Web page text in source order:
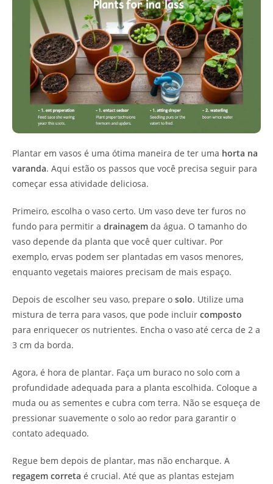
Plantar em vasos é uma ótima maneira de ter uma horta na
varanda. Aqui estão os passos que você precisa seguir para
começar essa atividade deliciosa.
Primeiro, escolha o vaso certo. Um vaso deve ter furos no
fundo para permitir a drainagem da água. O tamanho do
vaso depende da planta que você quer cultivar. Por
exemplo, ervas podem ser plantadas em vasos menores,
enquanto vegetais maiores precisam de mais espaço.
Depois de escolher seu vaso, prepare o solo. Utilize uma
mistura de terra para vasos, que pode incluir composto
para enriquecer os nutrientes. Encha o vaso até cerca de 2 a
3 cm da borda.
Agora, é hora de plantar. Faça um buraco no solo com a
profundidade adequada para a planta escolhida. Coloque a
muda ou as sementes e cubra com terra. Não se esqueça de
pressionar suavemente o solo ao redor para garantir o
contato adequado.
Regue bem depois de plantar, mas não encharque. A
regagem correta é crucial. Até que as plantas estejam